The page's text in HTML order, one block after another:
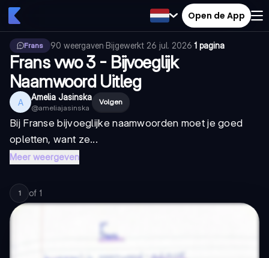
Open de App
Frans 90 weergaven·Bijgewerkt 26 jul. 2026·1 pagina
Frans vwo 3 - Bijvoeglijk
Naamwoord Uitleg
A Amelia Jasinska
@ameliajasinska
Volgen
Bij Franse bijvoeglijke naamwoorden moet je goed
opletten, want ze...
Meer weergeven
1 of 1